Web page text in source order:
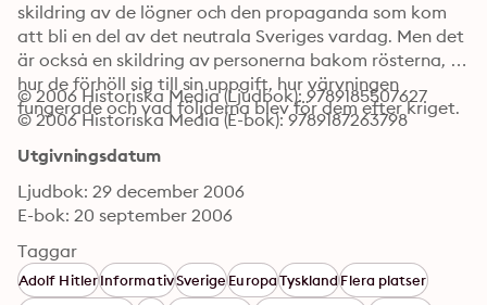
skildring av de lögner och den propaganda som kom
att bli en del av det neutrala Sveriges vardag. Men det
är också en skildring av personerna bakom rösterna,
hur de förhöll sig till sin uppgift, hur värvningen
fungerade och vad följderna blev för dem efter kriget.
© 2006 Historiska Media (Ljudbok): 9789185507627
© 2006 Historiska Media (E-bok): 9789187263798
Utgivningsdatum
Ljudbok: 29 december 2006
E-bok: 20 september 2006
Taggar
Adolf HitlerInformativSverigeEuropaTysklandFlera platser